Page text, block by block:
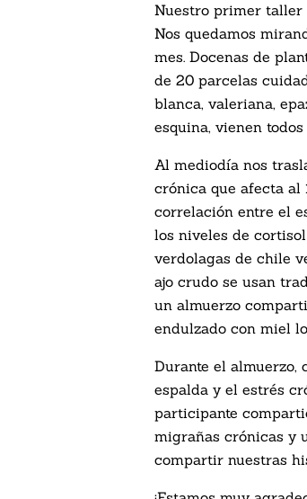
Nuestro primer taller
Nos quedamos
mes. Docenas de
de 20 parcelas
blanca, valeriana,
esquina, vienen
Al mediodía nos
crónica que afecta al
correlación entre el
los niveles de
verdolagas de chile
ajo crudo se usan
un almuerzo
endulzado con miel
Durante el almuerzo,
espalda y el estrés
participante
migrañas crónicas y
compartir nuestras